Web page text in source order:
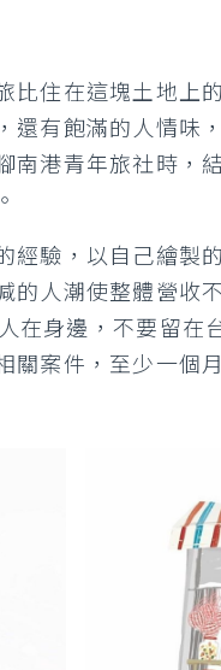
住在這塊土地上
還有飽滿的人情味
南港青年旅社時，
驗，以自己繪製
的人潮使整體營收
在身邊，不要留在
案件，至少一個